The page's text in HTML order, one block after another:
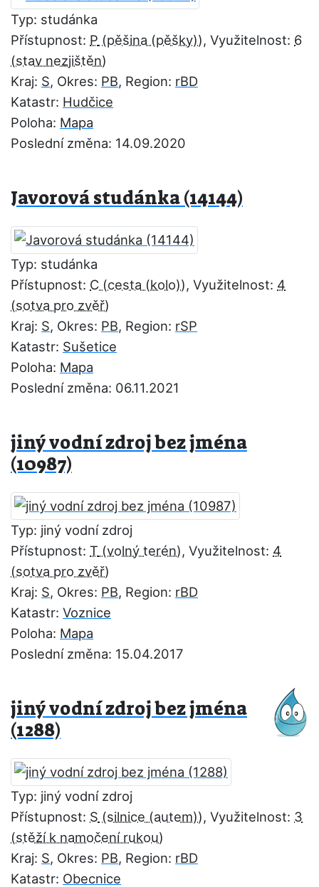
Typ: studánka
Přístupnost: P , Využitelnost: 6
Kraj: S, Okres: PB, Region: rBD
Katastr: Hudčice
Poloha: Mapa
Poslední změna: 14.09.2020
Javorová studánka (14144)
Typ: studánka
Přístupnost: C , Využitelnost: 4
Kraj: S, Okres: PB, Region: rSP
Katastr: Sušetice
Poloha: Mapa
Poslední změna: 06.11.2021
jiný vodní zdroj bez jména
(10987)
Typ: jiný vodní zdroj
Přístupnost: T , Využitelnost: 4
Kraj: S, Okres: PB, Region: rBD
Katastr: Voznice
Poloha: Mapa
Poslední změna: 15.04.2017
jiný vodní zdroj bez jména
(1288)
Typ: jiný vodní zdroj
Přístupnost: S , Využitelnost: 3
Kraj: S, Okres: PB, Region: rBD
Katastr: Obecnice